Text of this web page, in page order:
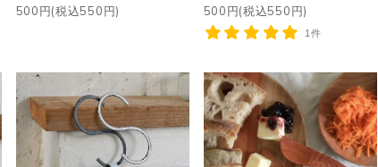
500円(税込550円)
500円(税込550円)
1件